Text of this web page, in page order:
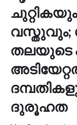
വസ്തുവും;
തലയുടെ
ദുരൂഹത